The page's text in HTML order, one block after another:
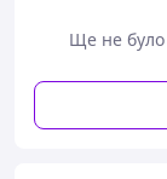
Вхід
Ще не було